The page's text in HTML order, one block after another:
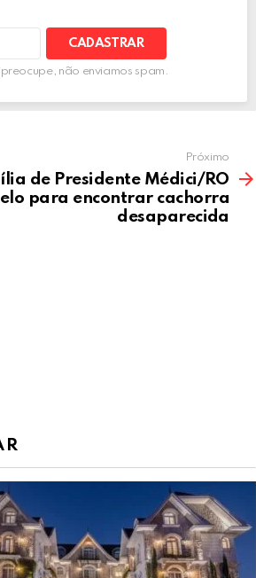
preocupe, não enviamos spam.
Próximo
de Presidente Médici/RO
para encontrar cachorra
desaparecida